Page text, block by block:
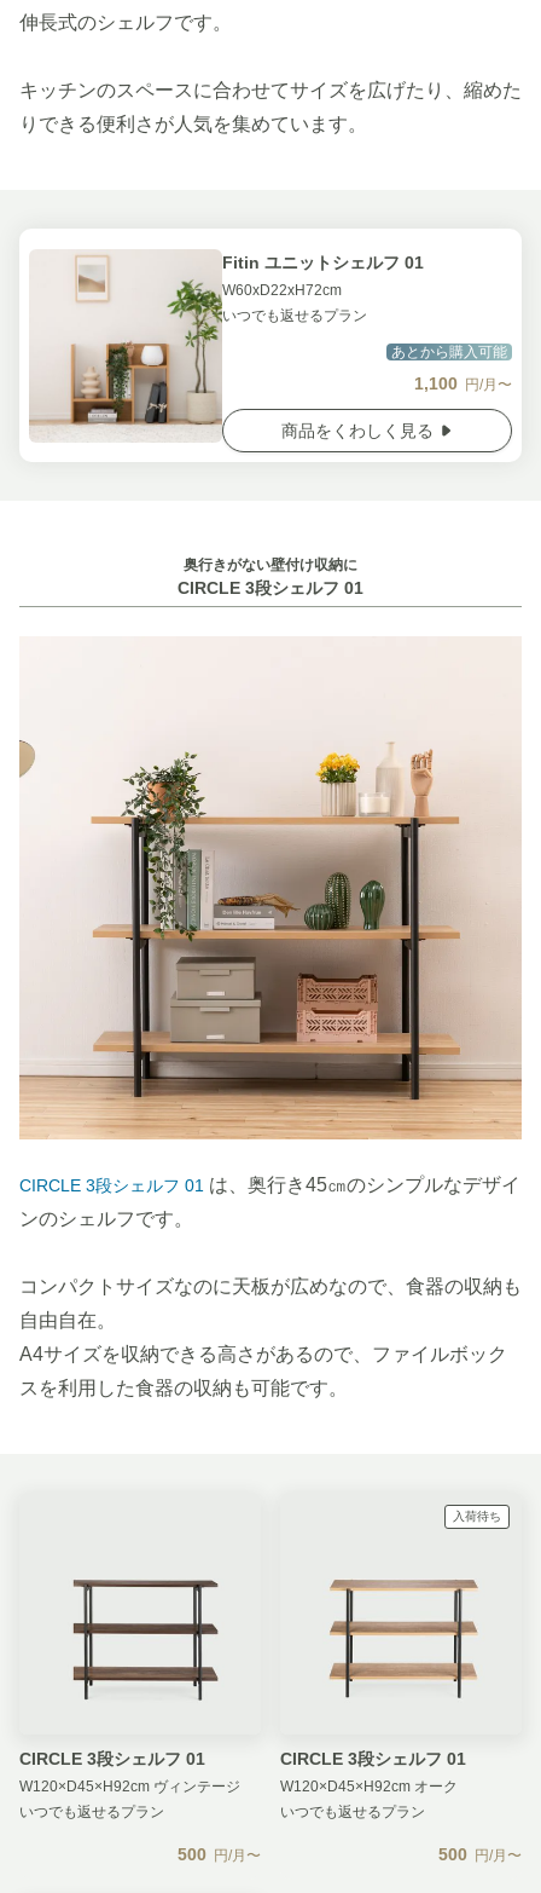
伸長式のシェルフです。
キッチンのスペースに合わせてサイズを広げたり、縮めた
りできる便利さが人気を集めています。
Fitin ユニットシェルフ 01
W60xD22xH72cm
いつでも返せるプラン
あとから購入可能
1,100 円/月〜
商品をくわしく見る
奥行きがない壁付け収納に
CIRCLE 3段シェルフ 01
CIRCLE 3段シェルフ 01 は、奥行き45㎝のシンプルなデザイ
ンのシェルフです。
コンパクトサイズなのに天板が広めなので、食器の収納も
自由自在。
A4サイズを収納できる高さがあるので、ファイルボック
スを利用した食器の収納も可能です。
CIRCLE 3段シェルフ 01
W120×D45×H92cm ヴィンテージ
いつでも返せるプラン
500 円/月〜
入荷待ち
CIRCLE 3段シェルフ 01
W120×D45×H92cm オーク
いつでも返せるプラン
500 円/月〜